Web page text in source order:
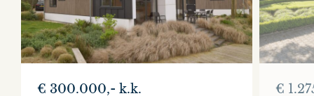
€ 300.000,- k.k. €